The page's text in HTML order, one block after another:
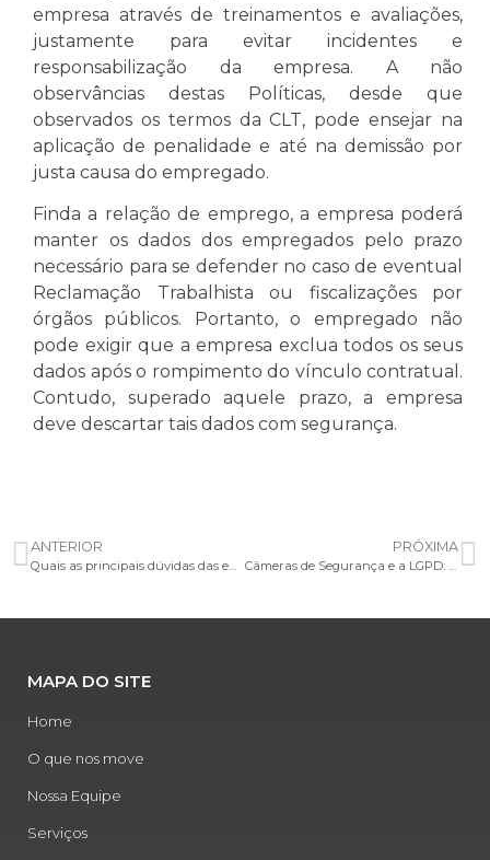
empresa através de treinamentos e avaliações,
justamente para evitar incidentes e
responsabilização da empresa. A não
observâncias destas Políticas, desde que
observados os termos da CLT, pode ensejar na
aplicação de penalidade e até na demissão por
justa causa do empregado.
Finda a relação de emprego, a empresa poderá
manter os dados dos empregados pelo prazo
necessário para se defender no caso de eventual
Reclamação Trabalhista ou fiscalizações por
órgãos públicos. Portanto, o empregado não
pode exigir que a empresa exclua todos os seus
dados após o rompimento do vínculo contratual.
Contudo, superado aquele prazo, a empresa
deve descartar tais dados com segurança.
ANTERIOR
Quais as principais dúvidas das empresas sobre o encarregado de dados previsto na Lei Geral de Proteção de Dados?
PRÓXIMA
Câmeras de Segurança e a LGPD: monitoramento de indivíduos sob a ótica de proteção de dados.
MAPA DO SITE
Home
O que nos move
Nossa Equipe
Serviços